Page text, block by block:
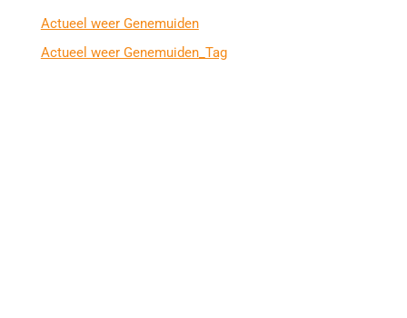
Actueel weer Genemuiden
Actueel weer Genemuiden_Tag